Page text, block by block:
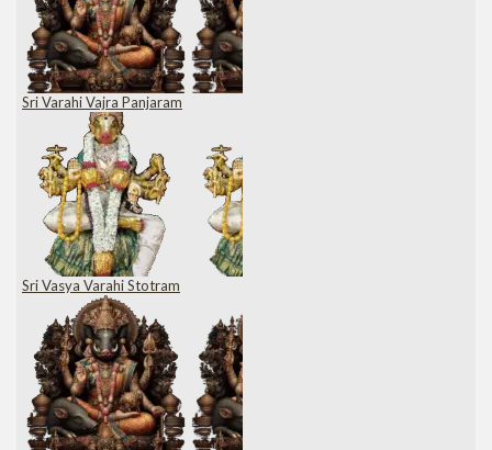
Sri Varahi Vajra Panjaram
Sri Vasya Varahi Stotram